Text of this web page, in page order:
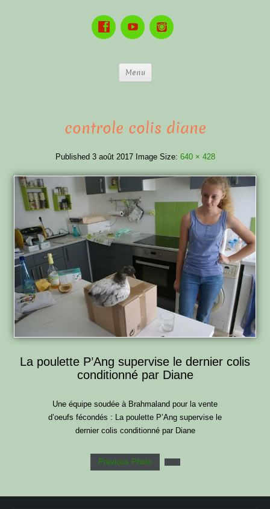
Menu
controle colis diane
Published 3 août 2017 Image Size: 640 × 428
La poulette P’Ang supervise le dernier colis
conditionné par Diane
Une équipe soudée à Brahmaland pour la vente
d’oeufs fécondés : La poulette P’Ang supervise le
dernier colis conditionné par Diane
Previous Photo